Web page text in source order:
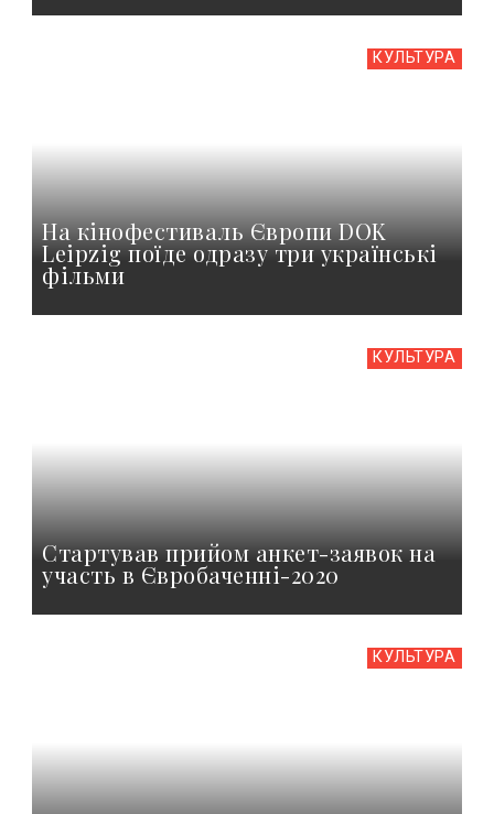
КУЛЬТУРА
На кінофестиваль Європи DOK
Leipzig поїде одразу три українські
фільми
КУЛЬТУРА
Стартував прийом анкет-заявок на
участь в Євробаченні-2020
КУЛЬТУРА